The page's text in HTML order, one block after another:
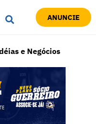
ANUNCIE
e Negócios